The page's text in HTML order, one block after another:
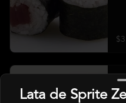
Lata de Sprite